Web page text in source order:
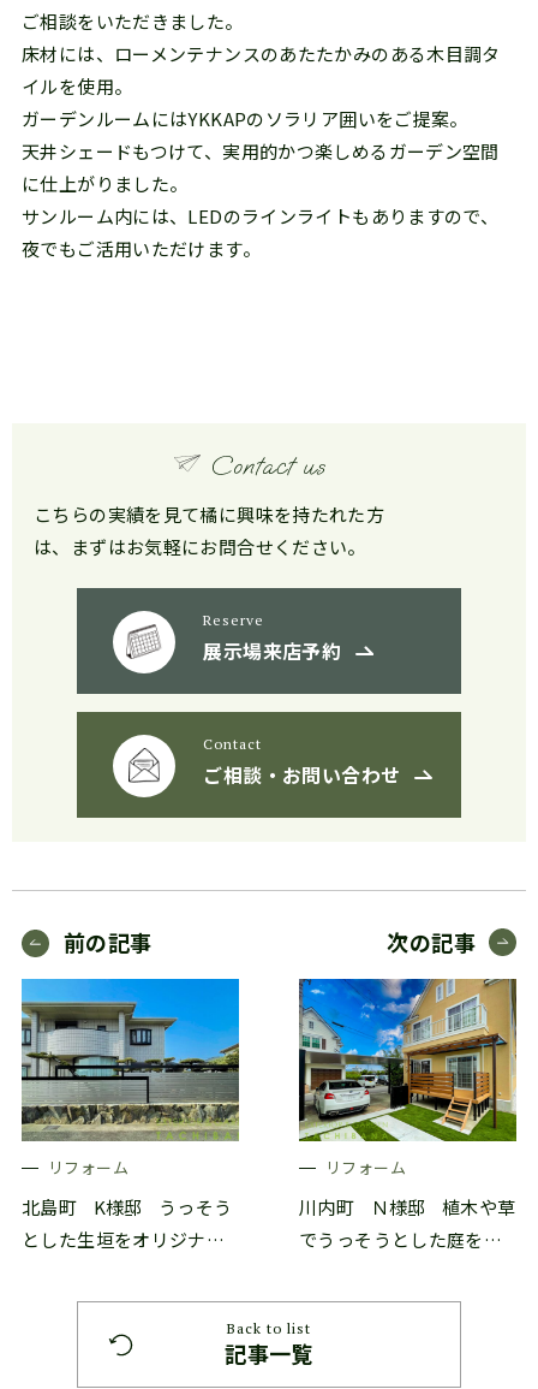
ご相談をいただきました。
床材には、ローメンテナンスのあたたかみのある木目調タ
イルを使用。
ガーデンルームにはYKKAPのソラリア囲いをご提案。
天井シェードもつけて、実用的かつ楽しめるガーデン空間
に仕上がりました。
サンルーム内には、LEDのラインライトもありますので、
夜でもご活用いただけます。
こちらの実績を見て橘に興味を持たれた方
は、まずはお気軽にお問合せください。
Reserve
展示場来店予約
Contact
ご相談・お問い合わせ
前の記事
リフォーム
北島町 K様邸
うっそう
とした生垣をオリジナル
Back to list
記事一覧
次の記事
リフォーム
川内町 Ｎ様邸
植木や草
でうっそうとした庭をリ